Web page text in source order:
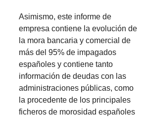
Asimismo, este informe de
empresa contiene la evolución de
la mora bancaria y comercial de
más del 95% de impagados
españoles y contiene tanto
información de deudas con las
administraciones públicas, como
la procedente de los principales
ficheros de morosidad españoles